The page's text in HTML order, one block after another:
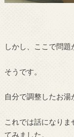
しかし、ここで問題
そうです。
自分で調整したお湯
これでは話になり
てみました。